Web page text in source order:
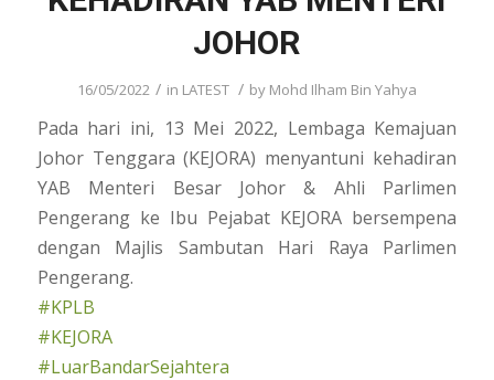
JOHOR
16/05/2022 / in LATEST / by Mohd Ilham Bin Yahya
Pada hari ini, 13 Mei 2022, Lembaga Kemajuan
Johor Tenggara (KEJORA) menyantuni kehadiran
YAB Menteri Besar Johor & Ahli Parlimen
Pengerang ke Ibu Pejabat KEJORA bersempena
dengan Majlis Sambutan Hari Raya Parlimen
Pengerang.
#KPLB
#KEJORA
#LuarBandarSejahtera